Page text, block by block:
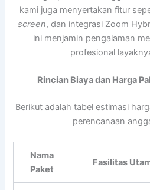
kami juga menyertakan fitur
screen, dan integrasi Zoom
ini menjamin pengalaman
profesional
Rincian Biaya dan Harga
Berikut adalah tabel estimasi
perencanaan
Nama
Paket
Fasilitas